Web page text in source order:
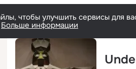
чтобы улучшить сервисы для
Больше информации